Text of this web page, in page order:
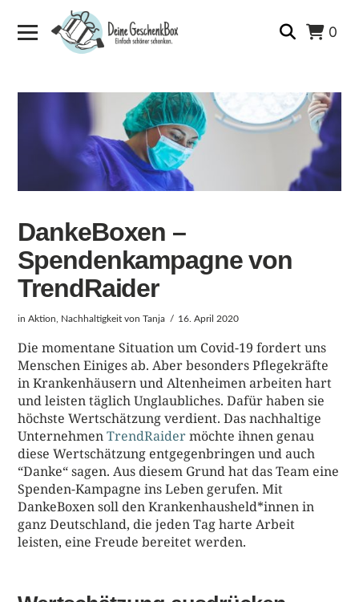
0
DankeBoxen –
Spendenkampagne von
TrendRaider
inAktion Nachhaltigkeit von Tanja 16. April 2020
Die momentane Situation um Covid-19 fordert uns
Menschen Einiges ab. Aber besonders Pflegekräfte
in Krankenhäusern und Altenheimen arbeiten hart
und leisten täglich Unglaubliches. Dafür haben sie
höchste Wertschätzung verdient. Das nachhaltige
UnternehmenTrendRaidermöchte ihnen genau
diese Wertschätzung entgegenbringen und auch
“Danke“ sagen. Aus diesem Grund hat das Team eine
Spenden-Kampagne ins Leben gerufen. Mit
DankeBoxen soll den Krankenhausheld*innen in
ganz Deutschland, die jeden Tag harte Arbeit
leisten, eine Freude bereitet werden.